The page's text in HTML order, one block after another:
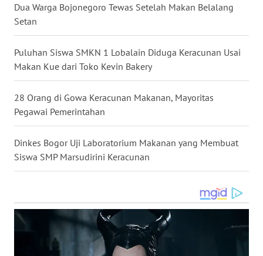
Dua Warga Bojonegoro Tewas Setelah Makan Belalang
Setan
Puluhan Siswa SMKN 1 Lobalain Diduga Keracunan Usai
Makan Kue dari Toko Kevin Bakery
28 Orang di Gowa Keracunan Makanan, Mayoritas
Pegawai Pemerintahan
Dinkes Bogor Uji Laboratorium Makanan yang Membuat
Siswa SMP Marsudirini Keracunan
WN
WN
KALTIM
WN
SULSEL
GORONTALO